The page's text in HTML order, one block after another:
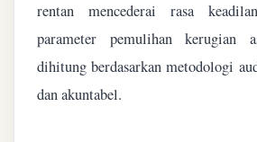
rentan mencederai rasa
parameter pemulihan kerugian
dihitung berdasarkan metodologi
dan akuntabel.